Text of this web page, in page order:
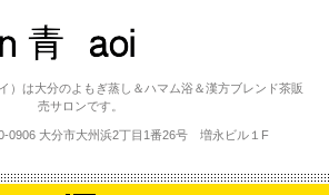
aoi
）は大分のよもぎ蒸し＆ハマム浴＆漢方ブレンド茶販
売サロンです。
0906 大分市大州浜2丁目1番26号 増永ビル１F